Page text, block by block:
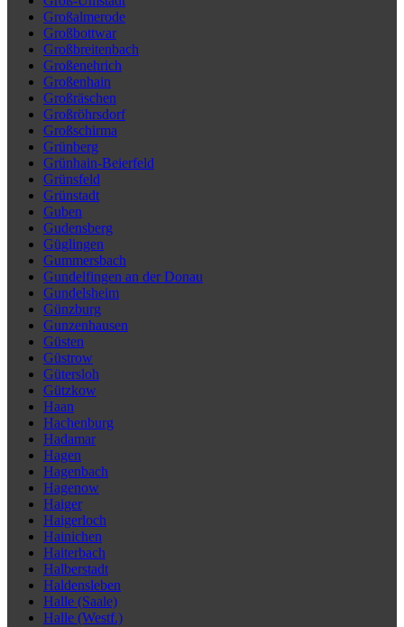
Großalmerode
Großbottwar
Großbreitenbach
Großenehrich
Großenhain
Großräschen
Großröhrsdorf
Großschirma
Grünberg
Grünhain-Beierfeld
Grünsfeld
Grünstadt
Guben
Gudensberg
Güglingen
Gummersbach
Gundelfingen an der Donau
Gundelsheim
Günzburg
Gunzenhausen
Güsten
Güstrow
Gütersloh
Gützkow
Haan
Hachenburg
Hadamar
Hagen
Hagenbach
Hagenow
Haiger
Haigerloch
Hainichen
Haiterbach
Halberstadt
Haldensleben
Halle (Saale)
Halle (Westf.)